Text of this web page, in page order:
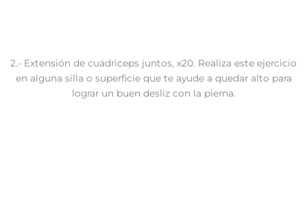
2.- Extensión de cuádriceps juntos, x20. Realiza este ejercicio
en alguna silla o superficie que te ayude a quedar alto para
lograr un buen desliz con la pierna.